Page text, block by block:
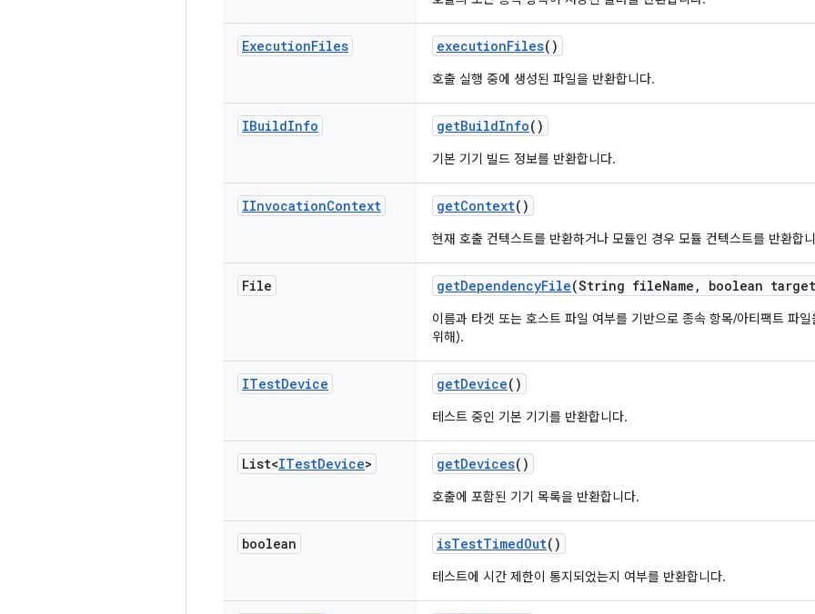
ExecutionFiles executionFiles()
호출 실행 중에 생성된 파일을 반환합니다.
IBuildInfo getBuildInfo()
기본 기기 빌드 정보를 반환합니다.
IInvocationContext getContext()
현재 호출 컨텍스트를 반환하거나 모듈인 경우 모듈 컨텍스트를 반환합
File getDependencyFile(String fileName , boolean target
이름과 타겟 또는 호스트 파일 여부를 기반으로 종속 항목/아티팩트 파
위해).
ITestDevice getDevice()
테스트 중인 기본 기기를 반환합니다.
List<ITestDevice> getDevices()
호출에 포함된 기기 목록을 반환합니다.
boolean isTestTimedOut()
테스트에 시간 제한이 통지되었는지 여부를 반환합니다.